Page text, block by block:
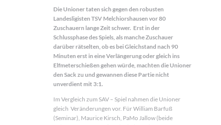
Die Unioner taten sich gegen den robusten
Landesligisten TSV Melchiorshausen vor 80
Zuschauern lange Zeit schwer. Erst in der
Schlussphase des Spiels, als manche Zuschauer
darüber rätselten, ob es bei Gleichstand nach 90
Minuten erst in eine Verlängerung oder gleich ins
Elfmeterschießen gehen würde, machten die Unioner
den Sack zu und gewannen diese Partie nicht
unverdient mit 3:1.
Im Vergleich zum SAV – Spiel nahmen die Unioner
gleich Veränderungen vor. Für William Barfuß
(Seminar), Maurice Kirsch, PaMo Jallow (beide